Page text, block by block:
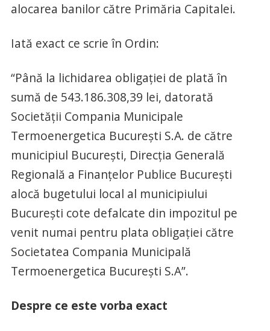
alocarea banilor către Primăria Capitalei.
Iată exact ce scrie în Ordin:
“Până la lichidarea obligaţiei de plată în
sumă de 543.186.308,39 lei, datorată
Societății Compania Municipale
Termoenergetica București S.A. de către
municipiul București, Direcția Generală
Regională a Finanţelor Publice București
alocă bugetului local al municipiului
București cote defalcate din impozitul pe
venit numai pentru plata obligației către
Societatea Compania Municipală
Termoenergetica București S.A”.
Despre ce este vorba exact